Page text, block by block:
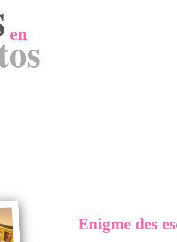
en
Enigme des